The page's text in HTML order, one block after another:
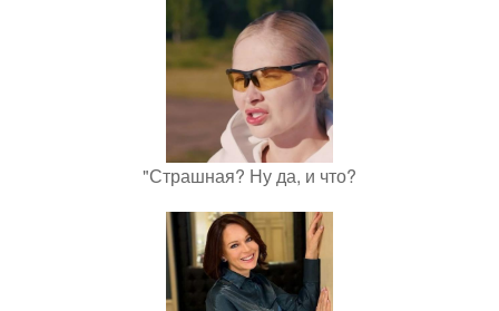
"Страшная? Ну да, и что?